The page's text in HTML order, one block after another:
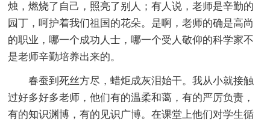
烛，燃烧了自己，照亮了别人；有人说，老师是辛勤的
园丁，呵护着我们祖国的花朵。是啊，老师的确是高尚
的职业，哪一个成功人士，哪一个受人敬仰的科学家不
是老师辛勤培养出来的。
春蚕到死丝方尽，蜡炬成灰泪始干。我从小就接触
过好多好多老师，他们有的温柔和蔼，有的严厉负责，
有的知识渊博，有的见识广博。在课堂上他们对学生循